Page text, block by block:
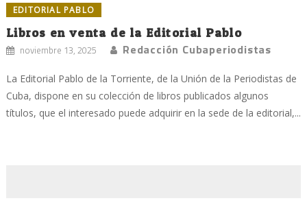
EDITORIAL PABLO
Libros en venta de la Editorial Pablo
noviembre 13, 2025 Redacción Cubaperiodistas
La Editorial Pablo de la Torriente, de la Unión de la Periodistas de
Cuba, dispone en su colección de libros publicados algunos
títulos, que el interesado puede adquirir en la sede de la editorial,...